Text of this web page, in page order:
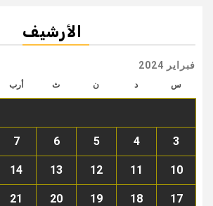
الأرشيف
فبراير 2024
س د ن ث أرب
3
4
5
6
7
10
11
12
13
14
17
18
19
20
21